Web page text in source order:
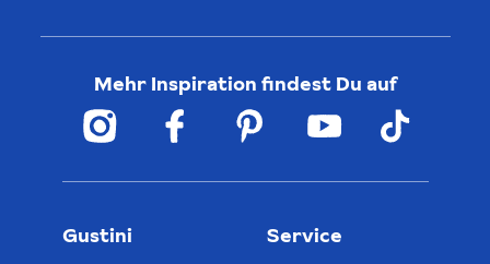
Mehr Inspiration findest Du auf
Gustini
Service